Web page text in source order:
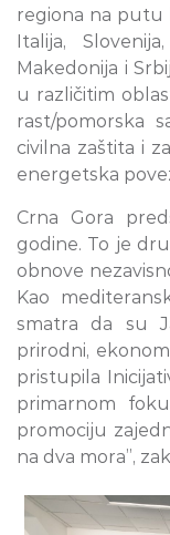
regiona na putu
Italija,
Makedonija i
u različitim
rast/pomorska
civilna zaštita i
energetska
Crna Gora
godine. To je
obnove
Kao
smatra da su
prirodni,
pristupila
primarnom
promociju
na dva mora”,